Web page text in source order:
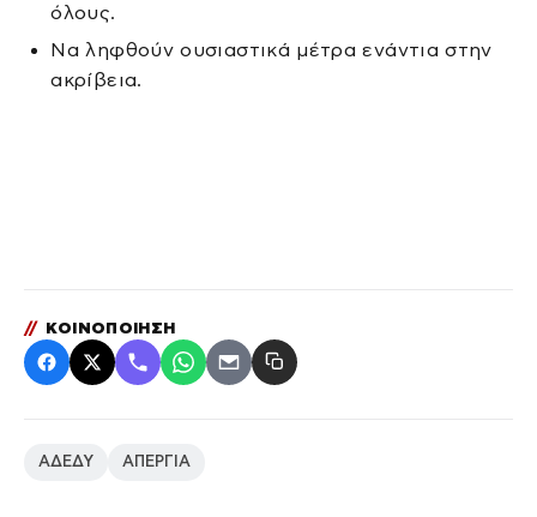
όλους.
Να ληφθούν ουσιαστικά μέτρα ενάντια στην
ακρίβεια.
// ΚΟΙΝΟΠΟΙΗΣΗ
ΑΔΕΔΥ ΑΠΕΡΓΙΑ